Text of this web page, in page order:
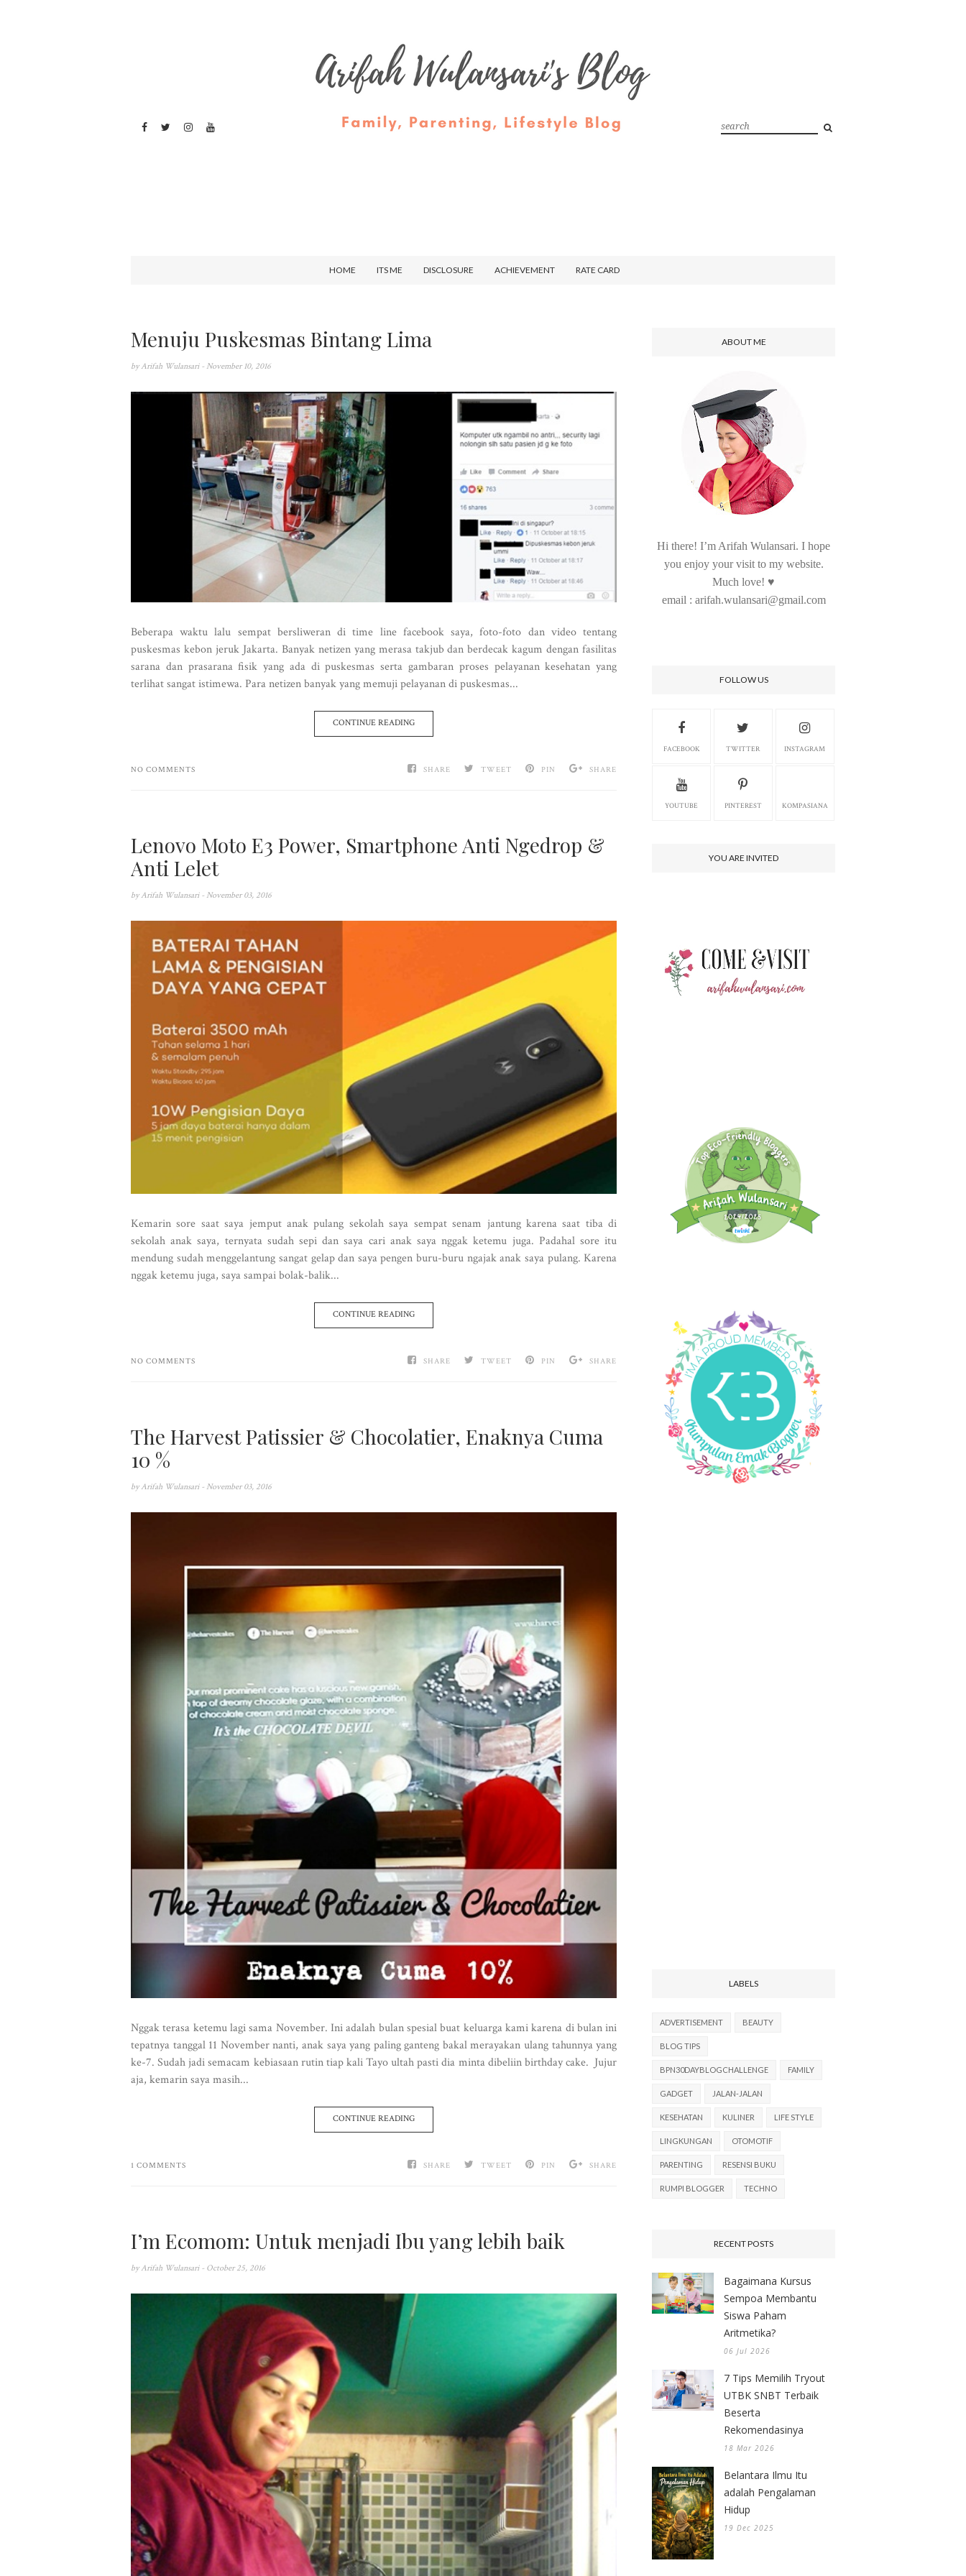
HOME ITS ME DISCLOSURE ACHIEVEMENT RATE CARD
Menuju Puskesmas Bintang Lima
by Arifah Wulansari - November 10, 2016
Beberapa waktu lalu sempat bersliweran di time line facebook saya, foto-foto dan video tentang
puskesmas kebon jeruk Jakarta. Banyak netizen yang merasa takjub dan berdecak kagum dengan fasilitas
sarana dan prasarana fisik yang ada di puskesmas serta gambaran proses pelayanan kesehatan yang
terlihat sangat istimewa. Para netizen banyak yang memuji pelayanan di puskesmas...
CONTINUE READING
SHARE TWEET PIN SHARE
NO COMMENTS
Lenovo Moto E3 Power, Smartphone Anti Ngedrop &
Anti Lelet
by Arifah Wulansari - November 03, 2016
Kemarin sore saat saya jemput anak pulang sekolah saya sempat senam jantung karena saat tiba di
sekolah anak saya, ternyata sudah sepi dan saya cari anak saya nggak ketemu juga. Padahal sore itu
mendung sudah menggelantung sangat gelap dan saya pengen buru-buru ngajak anak saya pulang. Karena
nggak ketemu juga, saya sampai bolak-balik...
CONTINUE READING
SHARE TWEET PIN SHARE
NO COMMENTS
The Harvest Patissier & Chocolatier, Enaknya Cuma
10 %
by Arifah Wulansari - November 03, 2016
Nggak terasa ketemu lagi sama November. Ini adalah bulan spesial buat keluarga kami karena di bulan ini
tepatnya tanggal 11 November nanti, anak saya yang paling ganteng bakal merayakan ulang tahunnya yang
ke-7. Sudah jadi semacam kebiasaan rutin tiap kali Tayo ultah pasti dia minta dibeliin birthday cake. Jujur
aja, kemarin saya masih...
CONTINUE READING
SHARE TWEET PIN SHARE
1 COMMENTS
I’m Ecomom: Untuk menjadi Ibu yang lebih baik
by Arifah Wulansari - October 25, 2016
ABOUT ME
Hi there! I’m Arifah Wulansari. I hope
you enjoy your visit to my website.
Much love! ♥
email : arifah.wulansari@gmail.com
FOLLOW US
FACEBOOK TWITTER INSTAGRAM
YOUTUBE PINTEREST KOMPASIANA
YOU ARE INVITED
LABELS
ADVERTISEMENT BEAUTY
BLOG TIPS
BPN30DAYBLOGCHALLENGE FAMILY
GADGET JALAN-JALAN
KESEHATAN KULINER LIFE STYLE
LINGKUNGAN OTOMOTIF
PARENTING RESENSI BUKU
RUMPI BLOGGER TECHNO
RECENT POSTS
Bagaimana Kursus
Sempoa Membantu
Siswa Paham
Aritmetika?
06 Jul 2026
7 Tips Memilih Tryout
UTBK SNBT Terbaik
Beserta
Rekomendasinya
18 Mar 2026
Belantara Ilmu Itu
adalah Pengalaman
Hidup
19 Dec 2025